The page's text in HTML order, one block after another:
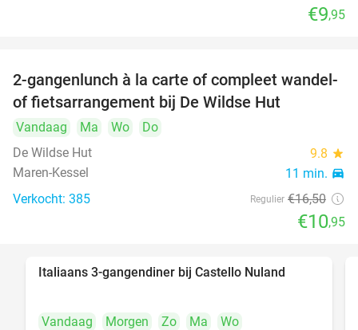
€9,95
34%
2-gangenlunch à la carte of compleet wandel-
of fietsarrangement bij De Wildse Hut
Vandaag Ma Wo
Do
De Wildse Hut
9.8 star
Maren-Kessel 11 min. directions_car
Verkocht: 385 Regulier €16,50
€10,95
Italiaans 3-gangendiner bij Castello Nuland
Vandaag Morgen Zo Ma
Wo